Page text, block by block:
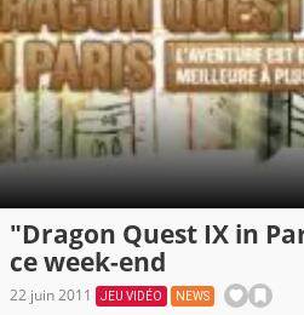
"Dragon Quest IX in
ce week-end
22 juin 2011 JEU VIDÉO NEWS